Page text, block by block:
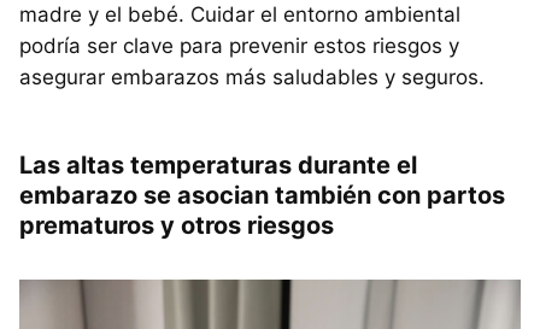
madre y el bebé. Cuidar el entorno ambiental
podría ser clave para prevenir estos riesgos y
asegurar embarazos más saludables y seguros.
Las altas temperaturas durante el
embarazo se asocian también con partos
prematuros y otros riesgos